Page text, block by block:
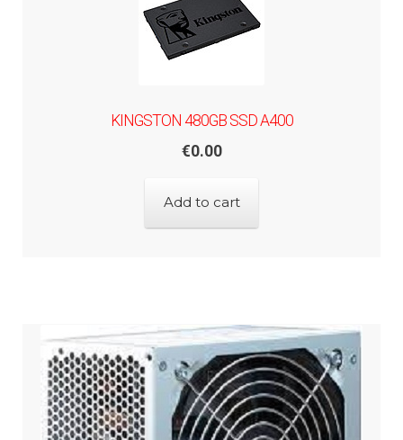
KINGSTON 480GB SSD A400
€0.00
Add to cart